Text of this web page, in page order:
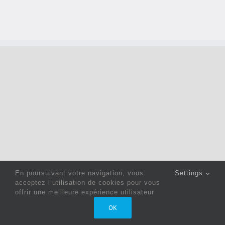
Copyright 2022 © Jack Sewing Machines Belgium |
En poursuivant votre navigation, vous
acceptez l’utilisation de cookies pour vous
offrir une meilleure expérience utilisateur
Settings
OK